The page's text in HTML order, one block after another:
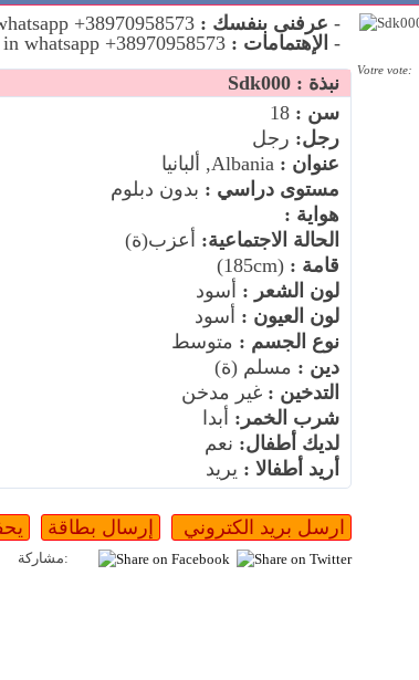
Votre vote:
- عرفنى بنفسك :
- الإهتمامات :
نبذة : Sdk000
سن :
رجل: رجل
عنوان :
مستوى دراسي : بدون دبلوم
هواية :
الحالة الاجتماعية: أعزب(ة)
قامة : (185cm)
لون الشعر : أسود
لون العيون : أسود
نوع الجسم : متوسط
دين : مسلم (ة)
التدخين : غير مدخن
شرب الخمر: أبدا
لديك أطفال: نعم
أريد أطفالا : يريد
مشاركة: